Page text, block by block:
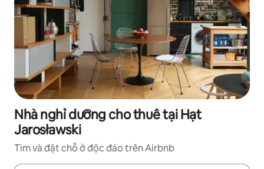
Nhà nghỉ dưỡng cho thuê tại Hạt
Jarosławski
Tìm và đặt chỗ ở độc đáo trên Airbnb